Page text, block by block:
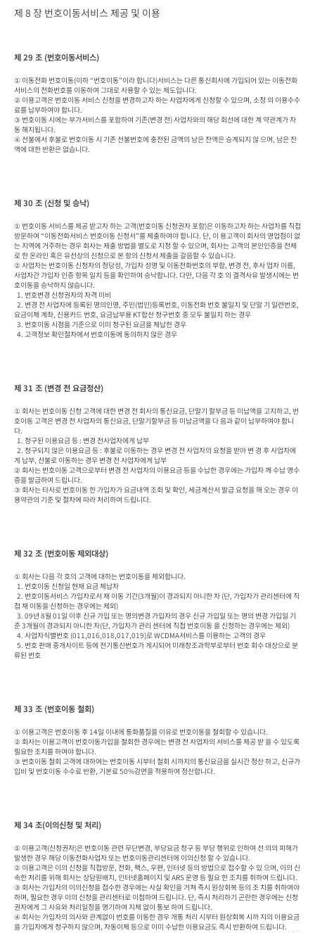
제 8 장 번호이동서비스 제공 및 이용
제 29 조 (번호이동서비스)
① 이동전화 번호이동(이하 “번호이동”이라 합니다)서비스는 다른 통신회사에 가입되어 있는 이동전화
서비스의 전화번호를 이동하여 그대로 사용할 수 있는 제도입니다.
② 이용고객은 번호이동 서비스 신청을 변경하고자 하는 사업자에게 신청할 수 있으며, 소정 의 이용수수
료를 납부하여야 합니다.
③ 번호이동 시에는 부가서비스를 포함하여 기존(변경 전) 사업자와의 해당 회선에 대한 계 약관계가 자
동 해지됩니다.
④ 선불에서 후불로 번호이동 시 기존 선불번호에 충전된 금액의 남은 잔액은 승계되지 않 으며, 남은 잔
액에 대한 반환은 없습니다.
제 30 조 (신청 및 승낙)
① 번호이동 서비스를 제공 받고자 하는 고객(번호이동 신청권자 포함)은 이동하고자 하는 사업자를 직접
방문하여 “이동전화서비스 번호이동 신청서”를 제출하여야 합니다. 단, 이 용고객이 회사의 영업점이 없
는 지역에 거주하는 경우 회사는 제출 방법을 별도로 지정 할 수 있으며, 회사는 고객의 본인인증을 전제
로 한 온라인 혹은 유선상의 신청으로 본 항의 신청서 제출을 갈음할 수 있습니다.
② 사업자는 번호이동 신청자의 정당성, 가입자 성명 및 이동전화번호의 부합, 변경 전, 후사 업자 이름,
사업자간 가입자 인증 항목 일치 등을 확인하여 승낙합니다. 다만, 다음 각 호 의 결격사유 발생시에는 번
호이동을 승낙하지 않습니다.
요금이체 계좌, 신용카드 번호, 요금납부용 KT합산 청구번호 중 모두 불일치 하는 경우
  4. 고객정보 확인절차에서 번호이동에 동의하지 않은 경우
제 31 조 (변경 전 요금정산)
① 회사는 번호이동 신청 고객에 대한 변경 전 회사의 통신요금, 단말기 할부금 등 미납액을 고지하고, 번
호이동 고객은 변경 전 사업자의 통신요금, 단말기할부금 등 미납금액을 다 음과 같이 납부하여야 합니
다.
게 납부, 선불로 이동하는 경우 변경 전 사업자에게 납부
② 회사는 번호이동 고객으로부터 변경 전 사업자의 이용요금 등을 수납한 경우에는 가입자 께 수납 영수
증을 발급하여 드립니다.
③ 회사는 타사로 번호이동 한 가입자가 요금내역 조회 및 확인, 세금계산서 발급 요청을 해 오는 경우 이
용약관의 기준 및 절차에 따라 처리하여 드립니다.
제 32 조 (번호이동 제외대상)
① 회사는 다음 각 호의 고객에 대하는 번호이동을 제외합니다.
접 재 이동을 신청하는 경우에는 제외)
준 3개월이 경과되지 아니한 자(단, 가입자가 관리 센터에 직접 번호이동 을 신청하는 경우에는 제외)
류된 번호
제 33 조 (번호이동 철회)
① 이용고객은 번호이동 후 14일 이내에 통화품질을 이유로 번호이동을 철회할 수 있습니다.
② 회사는 이용고객이 번호이동가입을 철회한 경우에는 변경 전 사업자의 서비스를 제공 받 을 수 있도록
필요한 조치를 하여야 합니다.
③ 번호이동 철회 고객에 대하여는 번호이동 시부터 철회 시까지의 통신요금을 실시간 정산 하고, 신규가
입비 및 번호이동 수수료 반환, 기본료 50%감면을 적용하여 정산합니다.
제 34 조(이의신청 및 처리)
① 이용고객(신청권자)은 번호이동 관련 무단변경, 부당요금 청구 등 부당 행위로 인하여 선 의의 피해가
발생한 경우 해당 이동전화사업자 또는 번호이동관리센터에 이의신청 할 수 있습니다.
② 이용고객은 이의 신청을 직접방문, 전화, 팩스, 우편, 인터넷 등의 방법으로 접수할 수 있 으며, 이의 신
속한 처리를 위해 회사는 상담원배치, 인터넷홈페이지 및 ARS 운영 등 필요 한 조치를 취하여 드립니다.
③ 회사는 가입자의 이의신청을 접수한 경우에는 사실 확인을 거쳐 즉시 원상회복 등의 조 치를 취하여야
하며, 필요한 경우 이의 신청을 관리센터로 이첩하여 드립니다. 단, 즉시 처리하기 곤란한 경우에는 신청
권자에게 그 사유와 처리일정을 명기하여 지체 없이 통보 하여 드립니다.
④ 회사는 가입자의 의사와 관계없이 번호를 이동한 경우 개통 처리 시부터 원상회복 시까 지의 이용요금
을 가입자에게 청구하지 않으며, 자동이체 등으로 이미 수납한 이용요금도 즉시 반환하여 드립니다.